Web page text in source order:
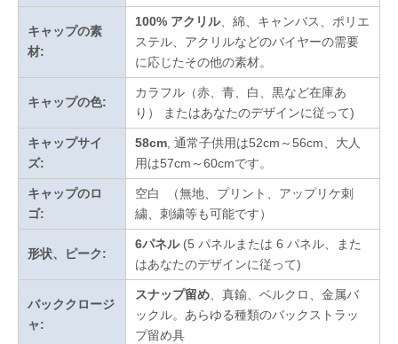
キャップの素
材:
100% アクリル、綿、キャンバス、ポリエ
ステル、アクリルなどのバイヤーの需要
に応じたその他の素材。
キャップの色:
カラフル（赤、青、白、黒など在庫あ
り）
またはあなたのデザインに従って)
キャップサイ
ズ:
58cm , 通常子供用は52cm～56cm、大人
用は57cm～60cmです。
キャップのロ
ゴ:
空白 （無地、プリント、アップリケ刺
繍、刺繍等も可能です）
形状、ピーク:
6パネル (5 パネルまたは 6 パネル、また
はあなたのデザインに従って)
バッククロージ
ャ:
スナップ留め 、真鍮、ベルクロ、金属バ
ックル。あらゆる種類のバックストラッ
プ留め具